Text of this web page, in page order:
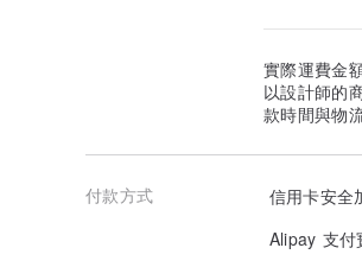
實際運費金
以設計師的
款時間與物
付款方式
信用卡安全
Alipay 支付